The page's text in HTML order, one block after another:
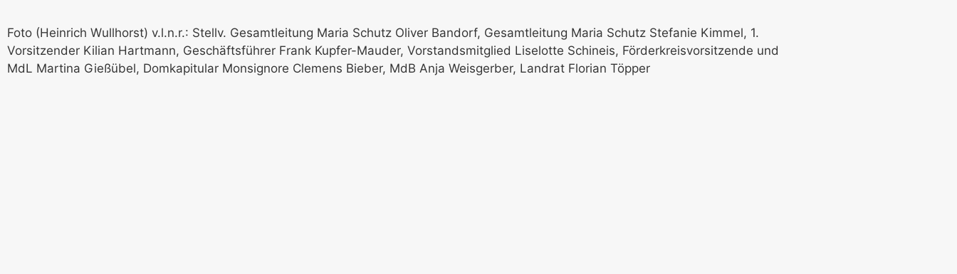
Foto (Heinrich Wullhorst) v.l.n.r.: Stellv. Gesamtleitung Maria Schutz Oliver Bandorf, Gesamtleitung Maria Schutz Stefanie Kimmel, 1.
Vorsitzender Kilian Hartmann, Geschäftsführer Frank Kupfer-Mauder, Vorstandsmitglied Liselotte Schineis, Förderkreisvorsitzende und
MdL Martina Gießübel, Domkapitular Monsignore Clemens Bieber, MdB Anja Weisgerber, Landrat Florian Töpper